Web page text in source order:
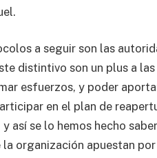
a seguir son las
distintivo son un plus a
esfuerzos, y poder
en el plan de
se lo hemos hecho
organización apuestan